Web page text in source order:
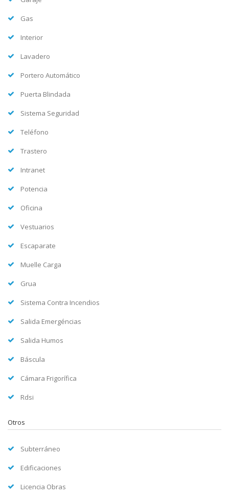
Gas
Interior
Lavadero
Portero Automático
Puerta Blindada
Sistema Seguridad
Teléfono
Trastero
Intranet
Potencia
Oficina
Vestuarios
Escaparate
Muelle Carga
Grua
Sistema Contra Incendios
Salida Emergéncias
Salida Humos
Báscula
Cámara Frigorífica
Rdsi
Otros
Subterráneo
Edificaciones
Licencia Obras